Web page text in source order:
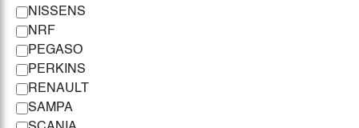
NISSENS
NRF
PEGASO
PERKINS
RENAULT
SAMPA